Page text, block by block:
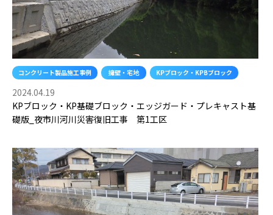
コンクリート製品施工事例 擁壁・宅地 KPブロック・KPBブロック
2024.04.19
KPブロック・KP基礎ブロック・エッジガード・プレキャスト基
礎版_夜市川河川災害復旧工事 第1工区